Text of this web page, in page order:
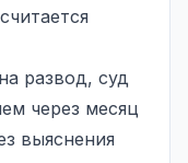
развод, суд
через месяц
выяснения